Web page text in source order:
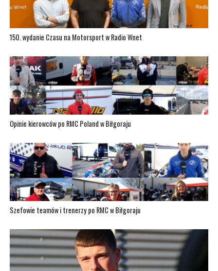
150. wydanie Czasu na Motorsport w Radio Wnet
Opinie kierowców po RMC Poland w Biłgoraju
Szefowie teamów i trenerzy po RMC w Biłgoraju